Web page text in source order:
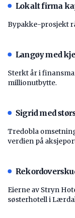
Lokalt firma
Bypakke-prosjekt
Langøy med
Sterkt år i
millionutbytte.
Sigrid med
Tredobla
verdien på
Eierne av Stryn
søsterhotell i